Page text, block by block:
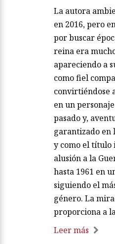
La autora
en 2016, pero
por buscar
reina era
apareciendo a
como fiel
convirtiéndose
en un
pasado y,
garantizado en
y como el título
alusión a la
hasta 1961 en
siguiendo el
género. La
proporciona a
Leer más